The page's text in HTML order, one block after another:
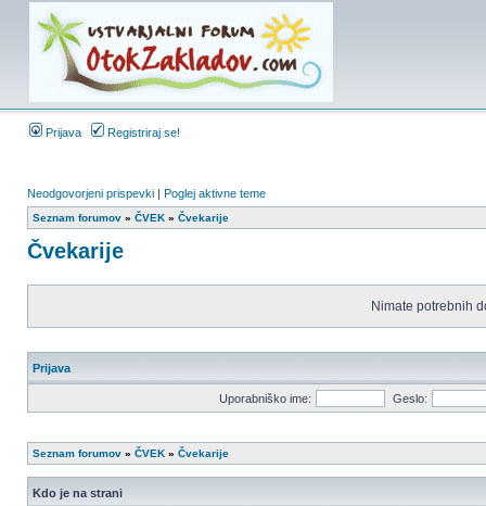
Prijava Registriraj se!
Neodgovorjeni prispevki | Poglej aktivne teme
Seznam forumov » ČVEK » Čvekarije
Čvekarije
Nimate potrebnih
Prijava
Uporabniško ime: Geslo:
Seznam forumov » ČVEK » Čvekarije
Kdo je na strani